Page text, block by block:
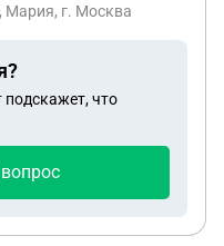
Мария, г. Москва
что